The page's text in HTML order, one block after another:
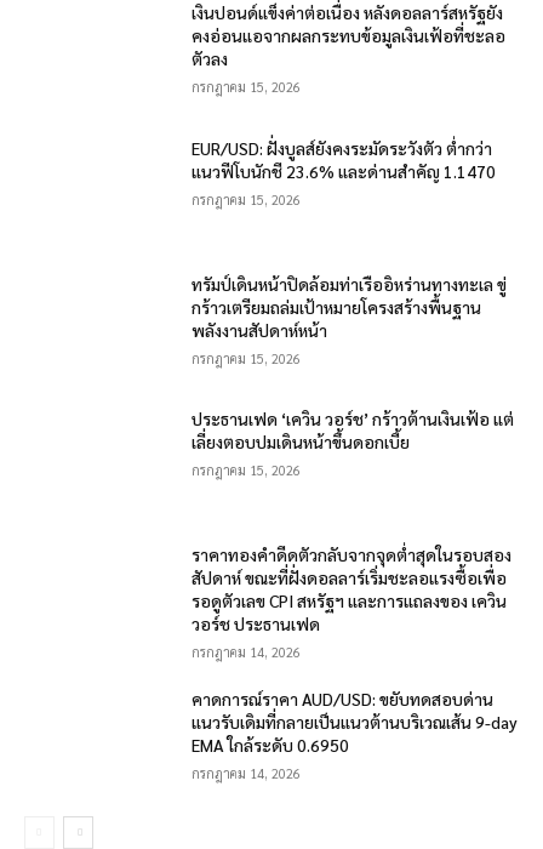
เงินปอนด์แข็งค่าต่อเนื่อง หลังดอลลาร์สหรัฐยัง
คงอ่อนแอจากผลกระทบข้อมูลเงินเฟ้อที่ชะลอ
ตัวลง
กรกฎาคม 15, 2026
EUR/USD: ฝั่งบูลส์ยังคงระมัดระวังตัว ต่ำกว่า
แนวฟีโบนักชี 23.6% และด่านสำคัญ 1.1470
กรกฎาคม 15, 2026
ทรัมป์เดินหน้าปิดล้อมท่าเรืออิหร่านทางทะเล ขู่
กร้าวเตรียมถล่มเป้าหมายโครงสร้างพื้นฐาน
พลังงานสัปดาห์หน้า
กรกฎาคม 15, 2026
ประธานเฟด ‘เควิน วอร์ช’ กร้าวต้านเงินเฟ้อ แต่
เลี่ยงตอบปมเดินหน้าขึ้นดอกเบี้ย
กรกฎาคม 15, 2026
ราคาทองคำดีดตัวกลับจากจุดต่ำสุดในรอบสอง
สัปดาห์ ขณะที่ฝั่งดอลลาร์เริ่มชะลอแรงซื้อเพื่อ
รอดูตัวเลข CPI สหรัฐฯ และการแถลงของ เควิน
วอร์ช ประธานเฟด
กรกฎาคม 14, 2026
คาดการณ์ราคา AUD/USD: ขยับทดสอบด่าน
แนวรับเดิมที่กลายเป็นแนวต้านบริเวณเส้น 9-day
EMA ใกล้ระดับ 0.6950
กรกฎาคม 14, 2026